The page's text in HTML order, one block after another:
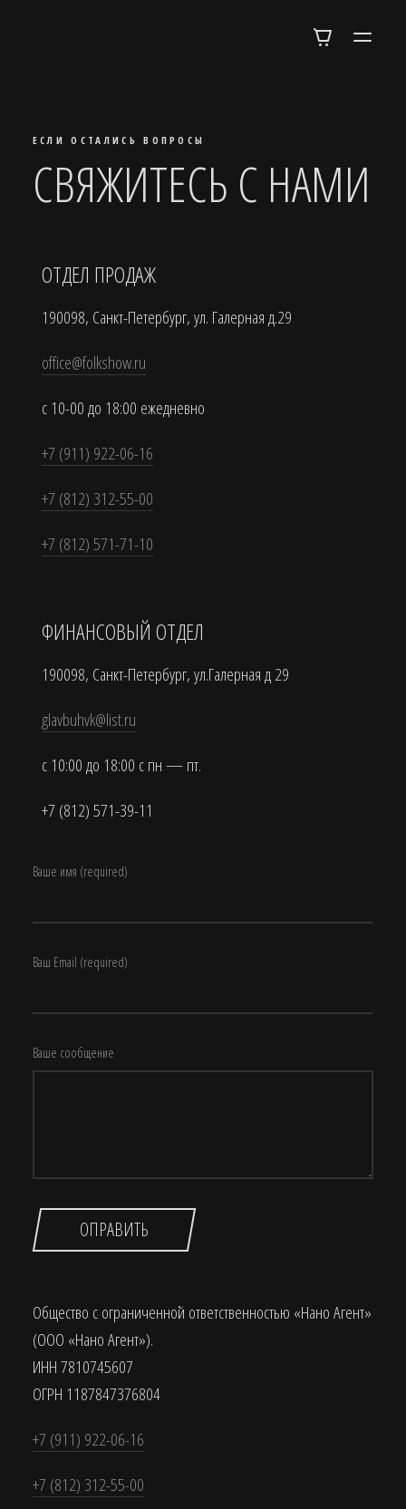
ЕСЛИ ОСТАЛИСЬ ВОПРОСЫ
СВЯЖИТЕСЬ С НАМИ
ОТДЕЛ ПРОДАЖ
190098, Санкт-Петербург, ул. Галерная д.29
office@folkshow.ru
с 10-00 до 18:00 ежедневно
+7 (911) 922-06-16
+7 (812) 312-55-00
+7 (812) 571-71-10
ФИНАНСОВЫЙ ОТДЕЛ
190098, Санкт-Петербург, ул.Галерная д 29
glavbuhvk@list.ru
с 10:00 до 18:00 с пн — пт.
+7 (812) 571-39-11
Ваше имя (required)
Ваш Email (required)
Ваше сообщение
ОПРАВИТЬ
Общество с ограниченной ответственностью «Нано Агент»
(ООО «Нано Агент»).
ИНН 7810745607
ОГРН 1187847376804
+7 (911) 922-06-16
+7 (812) 312-55-00